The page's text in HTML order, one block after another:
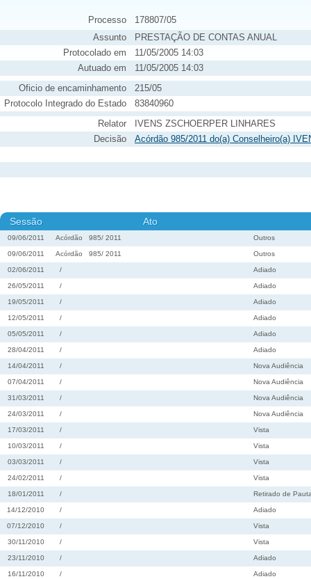
Processo
178807/05
Assunto
PRESTAÇÃO DE CONTAS ANUAL
Protocolado em
11/05/2005 14:03
Autuado em
11/05/2005 14:03
Oficio de encaminhamento
215/05
Protocolo Integrado do Estado
83840960
Relator
IVENS ZSCHOERPER LINHARES
Decisão
Acórdão 985/2011 do(a) Conselheiro(a)
Sessão Ato
09/06/2011 Acórdão 985/ 2011 Outros
09/06/2011 Acórdão 985/ 2011 Outros
02/06/2011 / Adiado
26/05/2011 / Adiado
19/05/2011 / Adiado
12/05/2011 / Adiado
05/05/2011 / Adiado
28/04/2011 / Adiado
14/04/2011 / Nova Audiência
07/04/2011 / Nova Audiência
31/03/2011 / Nova Audiência
24/03/2011 / Nova Audiência
17/03/2011 / Vista
10/03/2011 / Vista
03/03/2011 / Vista
24/02/2011 / Vista
18/01/2011 / Retirado de
14/12/2010 / Adiado
07/12/2010 / Vista
30/11/2010 / Vista
23/11/2010 / Adiado
16/11/2010 / Adiado